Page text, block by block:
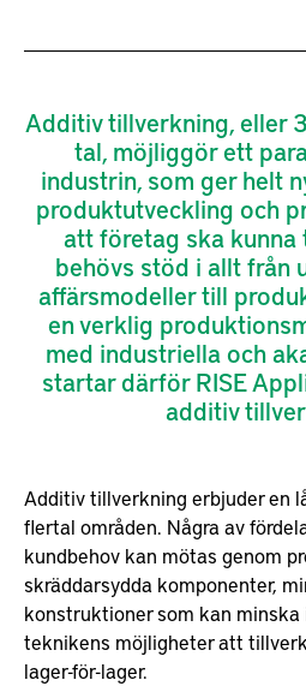
Additiv tillverkning, eller
tal, möjliggör ett
industrin, som ger helt
produktutveckling och
att företag ska
behövs stöd i allt från
affärsmodeller till
en verklig
med industriella och
startar därför RISE
additiv
Additiv tillverkning erbjuder en
flertal områden. Några av
kundbehov kan mötas genom
skräddarsydda komponenter,
konstruktioner som kan
teknikens möjligheter att
lager-för-lager.